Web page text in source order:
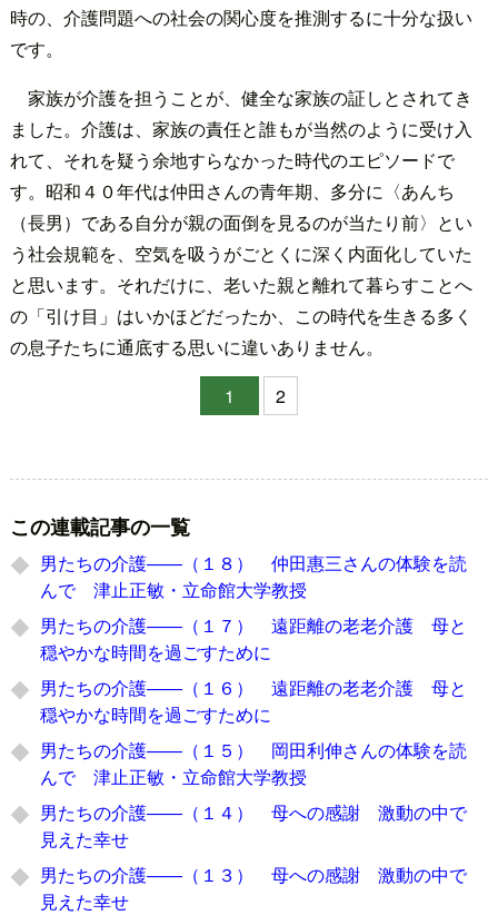
時の、介護問題への社会の関心度を推測するに十分な扱い
です。
家族が介護を担うことが、健全な家族の証しとされてき
ました。介護は、家族の責任と誰もが当然のように受け入
れて、それを疑う余地すらなかった時代のエピソードで
す。昭和４０年代は仲田さんの青年期、多分に〈あんち
（長男）である自分が親の面倒を見るのが当たり前〉とい
う社会規範を、空気を吸うがごとくに深く内面化していた
と思います。それだけに、老いた親と離れて暮らすことへ
の「引け目」はいかほどだったか、この時代を生きる多く
の息子たちに通底する思いに違いありません。
1
2
この連載記事の一覧
男たちの介護――（１８） 仲田惠三さんの体験を読
んで 津止正敏・立命館大学教授
男たちの介護――（１７） 遠距離の老老介護 母と
穏やかな時間を過ごすために
男たちの介護――（１６） 遠距離の老老介護 母と
穏やかな時間を過ごすために
男たちの介護――（１５） 岡田利伸さんの体験を読
んで 津止正敏・立命館大学教授
男たちの介護――（１４） 母への感謝 激動の中で
見えた幸せ
男たちの介護――（１３） 母への感謝 激動の中で
見えた幸せ